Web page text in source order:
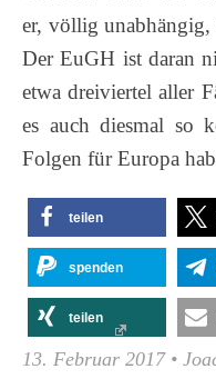
er, völlig
Der EuGH ist daran
etwa dreiviertel aller
es auch diesmal so
Folgen für Europa
teilen
spenden
teilen
13. Februar 2017•